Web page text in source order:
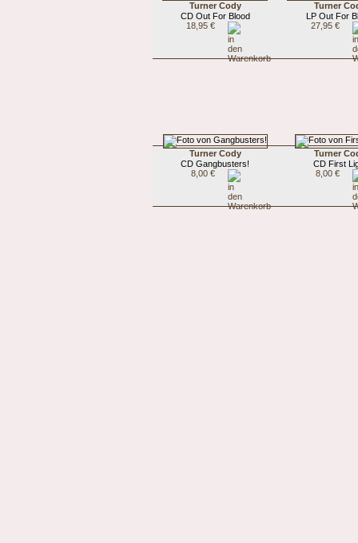
Turner Cody
CD Out For Blood
18,95 €
Turner
LP Out For
27,95 €
Turner Cody
CD Gangbusters!
8,00 €
Turner
CD First
8,00 €